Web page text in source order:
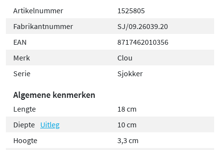
Artikelnummer
1525805
Fabrikantnummer
SJ/09.26039.20
EAN
8717462010356
Merk
Clou
Serie
Sjokker
Algemene kenmerken
Lengte
18 cm
Diepte Uitleg
10 cm
Hoogte
3,3 cm